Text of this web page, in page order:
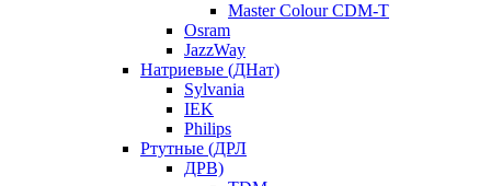
Master Colour CDM-T
Osram
JazzWay
Натриевые (ДНат)
Sylvania
IEK
Philips
Ртутные (ДРЛ
ДРВ)